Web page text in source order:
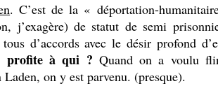
. C’est de la « déportation-
j’exagère) de statut de semi
d’accords avec le désir profond
profite à qui ? Quand on a voulu
Laden, on y est parvenu. (presque).